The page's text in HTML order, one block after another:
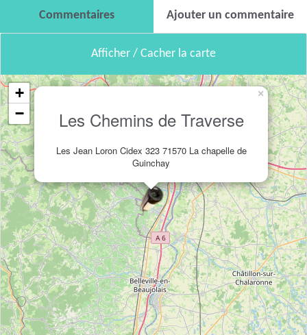
Commentaires Ajouter un commentaire
Afficher / Cacher la carte
Les Chemins de Traverse
Les Jean Loron Cidex 323 71570 La chapelle de
Guinchay
×
+
−